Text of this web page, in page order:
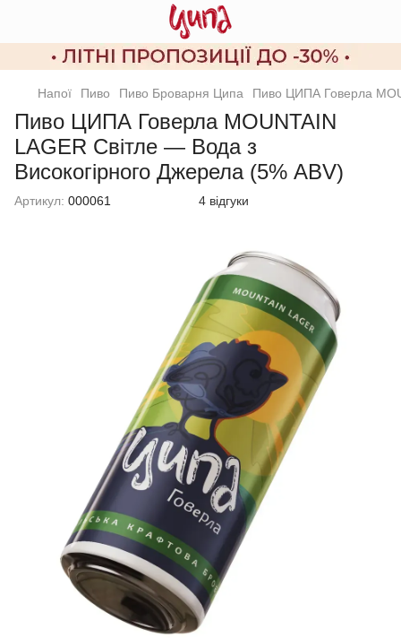
Напої Пиво Пиво Броварня Ципа Пиво ЦИПА Говерла
Пиво ЦИПА Говерла MOUNTAIN
LAGER Світле — Вода з
Високогірного Джерела (5% ABV)
Артикул: 000061 4 відгуки